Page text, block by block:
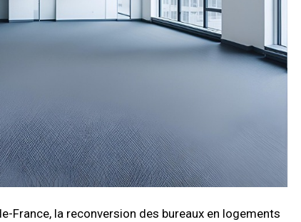
France, la reconversion des bureaux en logements